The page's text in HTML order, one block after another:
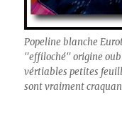
Popeline blanche
"effiloché" origine
vértiables petites
sont vraiment